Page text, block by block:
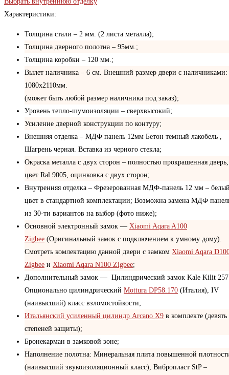
Характеристики:
Толщина стали – 2 мм. (2 листа металла);
Толщина дверного полотна – 95мм.;
Толщина коробки – 120 мм.;
Вылет наличника – 6 см. Внешний размер двери с наличниками:
1080х2110мм.
(может быть любой размер наличника под заказ);
Уровень тепло-шумоизоляции – сверхвысокий;
Усиление дверной конструкции по контуру;
Внешняя отделка – МДФ панель 12мм Бетон темный лакобель ,
Шагрень черная. Вставка из черного стекла;
Окраска металла с двух сторон – полностью прокрашенная дверь,
цвет Ral 9005, оцинковка с двух сторон;
Внутренняя отделка – Фрезерованная МДФ-панель 12 мм –
цвет в стандартной комплектации; Возможна замена МДФ
из 30-ти вариантов на выбор (фото ниже);
Основной электронный замок — Xiaomi Aqara A100
Zigbee (Оригинальный замок с подключением к умному дому).
Смотреть комлектацию данной двери с замком Xiaomi Aqara
Zigbee и Xiaomi Aqara N100 Zigbee;
Дополнительный замок — Цилиндрический замок Kale Kilit
Опционально цилиндрический Mottura DP58.170 (Италия), IV
(наивысший) класс взломостойкости;
Итальянский усиленный цилиндр Arcano X9 в комплекте (девять
степеней защиты);
Бронекарман в замковой зоне;
Наполнение полотна: Минеральная плита повышенной
(наивысший звукоизоляционный класс), Вибропласт StP –